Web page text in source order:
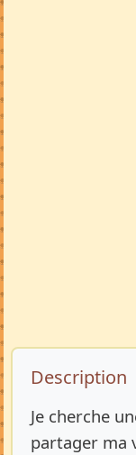
Description
Je cherche
partager ma